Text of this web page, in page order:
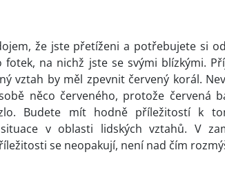
že jste přetíženi a potřebujete si
na nichž jste se svými blízkými.
vztah by měl zpevnit červený korál.
něco červeného, protože červená
Budete mít hodně příležitostí k
v oblasti lidských vztahů. V
se neopakují, není nad čím